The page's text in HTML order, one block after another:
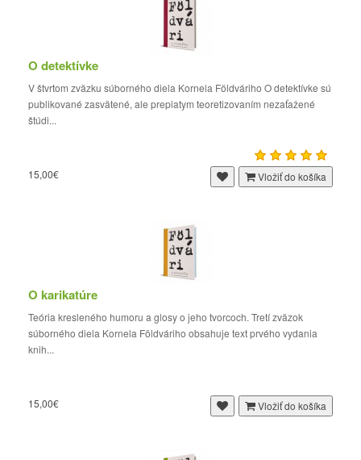
O detektívke
V štvrtom zväzku súborného diela Kornela Földváriho O detektívke sú
publikované zasvätené, ale prepiatym teoretizovaním nezaťažené
štúdi...
15,00€ Vložiť do košíka
O karikatúre
Teória kresleného humoru a glosy o jeho tvorcoch. Tretí zväzok
súborného diela Kornela Földváriho obsahuje text prvého vydania
knih...
15,00€ Vložiť do košíka